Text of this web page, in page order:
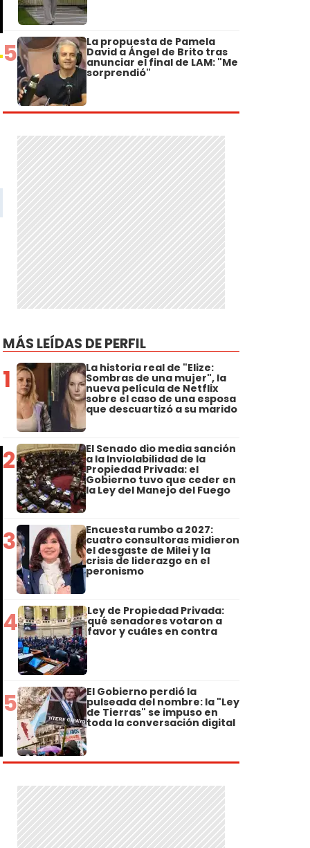
5 La propuesta de Pamela
David a Ángel de Brito tras
anunciar el final de LAM: "Me
sorprendió"
MÁS LEÍDAS DE PERFIL
1 La historia real de "Elize:
Sombras de una mujer", la
nueva película de Netflix
sobre el caso de una esposa
que descuartizó a su marido
2 El Senado dio media sanción
a la Inviolabilidad de la
Propiedad Privada: el
Gobierno tuvo que ceder en
la Ley del Manejo del Fuego
3 Encuesta rumbo a 2027:
cuatro consultoras midieron
el desgaste de Milei y la
crisis de liderazgo en el
peronismo
4 Ley de Propiedad Privada:
qué senadores votaron a
favor y cuáles en contra
5 El Gobierno perdió la
pulseada del nombre: la "Ley
de Tierras" se impuso en
toda la conversación digital